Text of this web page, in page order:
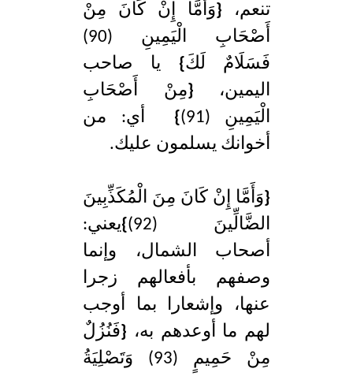
تنعم، {وَأَمَّا إِنْ كَانَ مِنْ
أَصْحَابِ الْيَمِينِ (90)
فَسَلَامٌ لَكَ} يا صاحب
اليمين، {مِنْ أَصْحَابِ
الْيَمِينِ (91)
} أي: من
أخوانك يسلمون عليك.
{وَأَمَّا إِنْ كَانَ مِنَ الْمُكَذِّبِينَ
الضَّالِّينَ (92)
}يعني:
أصحاب الشمال، وإنما
وصفهم بأفعالهم زجرا
عنها، وإشعارا بما أوجب
لهم ما أوعدهم به، {فَنُزُلٌ
مِنْ حَمِيمٍ (93) وَتَصْلِيَةُ